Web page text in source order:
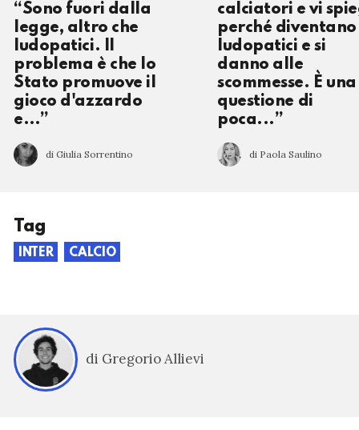
“Sono fuori dalla
legge, altro che
ludopatici. Il
problema è che lo
Stato promuove il
gioco d'azzardo
e…”
di Giulia Sorrentino
calciatori e vi
perché diventano
ludopatici e si
danno alle
scommesse. È una
questione di
poca...”
di Paola Saulino
Tag
INTER CALCIO
di Gregorio Allievi